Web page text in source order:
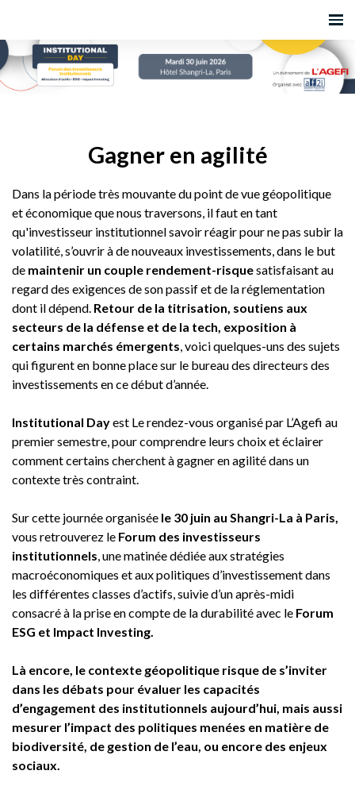
Gagner en agilité
Dans la période très mouvante du point de vue géopolitique
et économique que nous traversons, il faut en tant
qu'investisseur institutionnel savoir réagir pour ne pas subir la
volatilité, s’ouvrir à de nouveaux investissements, dans le but
de maintenir un couple rendement-risquesatisfaisant au
regard des exigences de son passif et de la réglementation
dont il dépend. Retour de la titrisation, soutiens aux
secteurs de la défense et de la tech, exposition à
certains marchés émergents , voici quelques-uns des sujets
qui figurent en bonne place sur le bureau des directeurs des
investissements en ce début d’année.
Institutional Dayest Le rendez-vous organisé par L’Agefi au
premier semestre, pour comprendre leurs choix et éclairer
comment certains cherchent à gagner en agilité dans un
contexte très contraint.
Sur cette journée organisée le 30 juin au Shangri-La à Paris,
vous retrouverez le Forum des investisseurs
institutionnels , une matinée dédiée aux stratégies
macroéconomiques et aux politiques d’investissement dans
les différentes classes d’actifs, suivie d’un après-midi
consacré à la prise en compte de la durabilité avec le Forum
ESG et Impact Investing.
Là encore, le contexte géopolitique risque de s’inviter
dans les débats pour évaluer les capacités
d’engagement des institutionnels aujourd’hui, mais aussi
mesurer l’impact des politiques menées en matière de
biodiversité, de gestion de l’eau, ou encore des enjeux
sociaux.